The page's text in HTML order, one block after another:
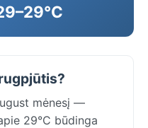
mėnesį —
29°C būdinga